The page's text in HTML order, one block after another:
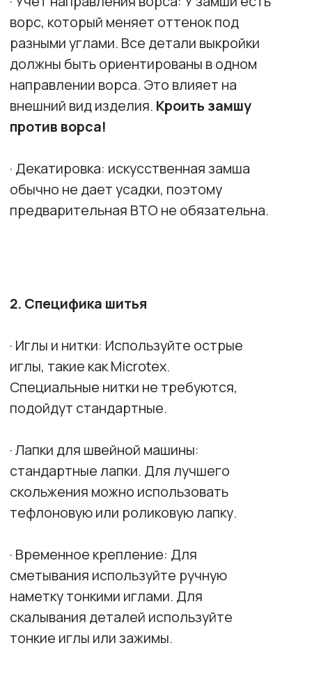
· Общие правила: Никогда не утюжьте
замшу с лицевой стороны. Используйте
проутюжильник, защитную подошву для
утюга или утюжьте только по изнанке. Это
предотвратит появление ласов
· Температурный режим: Устанавливайте
умеренную температуру утюга.
Проверяйте настройки на обрезках ткани.
ворсовых тканей замша рекомендуется
иглы, такие как Microtex.
Специальные нитки не требуются,
подойдут стандартные.
· Лапки для швейной машины:
стандартные лапки. Для лучшего
скольжения можно использовать
тефлоновую или роликовую лапку.
наметку тонкими иглами. Для
скалывания деталей используйте
тонкие иглы или зажимы.